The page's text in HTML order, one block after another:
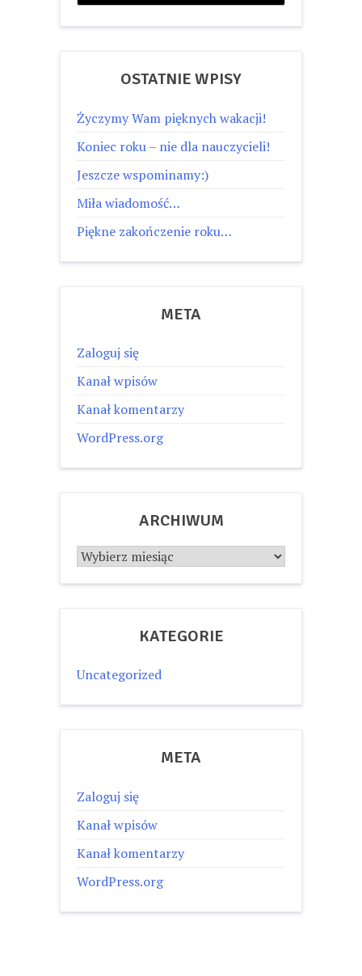
OSTATNIE WPISY
Życzymy Wam pięknych wakacji!
Koniec roku – nie dla nauczycieli!
Jeszcze wspominamy:)
Miła wiadomość…
Piękne zakończenie roku…
META
Zaloguj się
Kanał wpisów
Kanał komentarzy
WordPress.org
ARCHIWUM
Archiwum
KATEGORIE
Uncategorized
META
Zaloguj się
Kanał wpisów
Kanał komentarzy
WordPress.org